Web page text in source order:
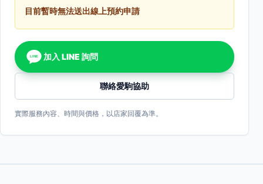
目前暫時無法送出線上預約申請
LINE 加入 LINE 詢問
聯絡愛駒協助
實際服務內容、時間與價格，以店家回覆為準。